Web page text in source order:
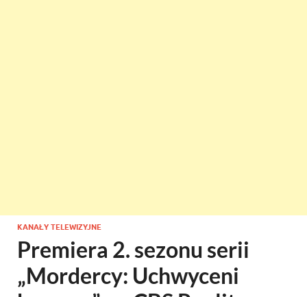
KANAŁY TELEWIZYJNE
Premiera 2. sezonu serii
„Mordercy: Uchwyceni